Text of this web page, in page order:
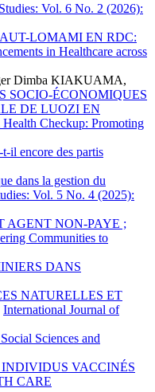
Vol. 6 No. 2 (2026):
LOMAMI EN RDC:
in Healthcare across
Dimba KIAKUAMA,
SOCIO-ÉCONOMIQUES
DE LUOZI EN
Checkup: Promoting
il encore des partis
dans la gestion du
Vol. 5 No. 4 (2025):
AGENT NON-PAYE ;
Communities to
DANS
NATURELLES ET
International Journal of
Sciences and
VACCINÉS
CARE